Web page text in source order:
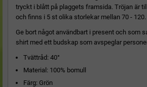
tryckt i blått på plaggets framsida. Tröjan är
och finns i 5 st olika storlekar mellan 70 - 120.
Ge bort något användbart i present och som
shirt med ett budskap som avspeglar
Tvättråd: 40°
Material: 100% bomull
Färg: Grön